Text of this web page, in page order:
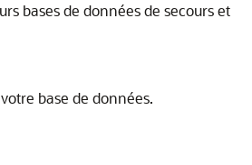
bases de données de secours et
base de données.